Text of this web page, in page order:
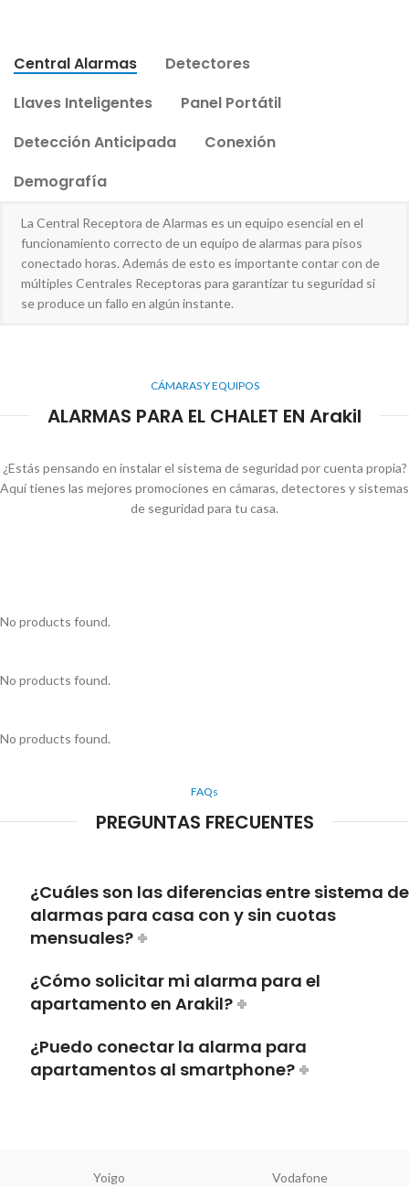
Central Alarmas
Detectores
Llaves Inteligentes
Panel Portátil
Detección Anticipada
Conexión
Demografía
La Central Receptora de Alarmas es un equipo esencial en el
funcionamiento correcto de un equipo de alarmas para pisos
conectado horas. Además de esto es importante contar con de
múltiples Centrales Receptoras para garantizar tu seguridad si
se produce un fallo en algún instante.
CÁMARAS Y EQUIPOS
ALARMAS PARA EL CHALET EN Arakil
¿Estás pensando en instalar el sistema de seguridad por cuenta propia?
Aquí tienes las mejores promociones en cámaras, detectores y sistemas
de seguridad para tu casa.
No products found.
No products found.
No products found.
FAQs
PREGUNTAS FRECUENTES
¿Cuáles son las diferencias entre sistema de
alarmas para casa con y sin cuotas
mensuales?
¿Cómo solicitar mi alarma para el
apartamento en Arakil?
¿Puedo conectar la alarma para
apartamentos al smartphone?
Yoigo Vodafone